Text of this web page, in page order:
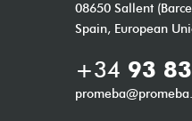
08650 Sallent
Spain, European
+34 93